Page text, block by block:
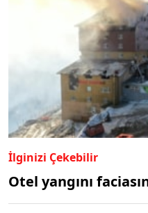
İlginizi Çekebilir
Otel yangını